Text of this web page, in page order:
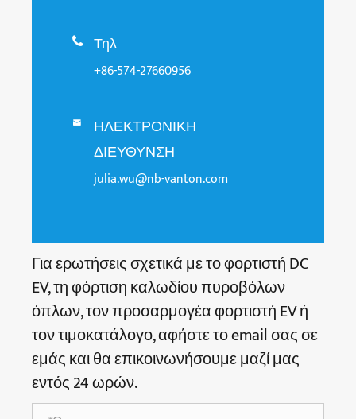
 Τηλ
+86-574-27660956

ΗΛΕΚΤΡΟΝΙΚΗ
ΔΙΕΥΘΥΝΣΗ
julia.wu@nb-vanton.com
Για ερωτήσεις σχετικά με το φορτιστή DC
EV, τη φόρτιση καλωδίου πυροβόλων
όπλων, τον προσαρμογέα φορτιστή EV ή
τον τιμοκατάλογο, αφήστε το email σας σε
εμάς και θα επικοινωνήσουμε μαζί μας
εντός 24 ωρών.